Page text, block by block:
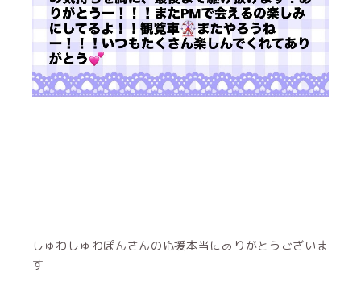
しゅわしゅわぽんさんの応援本当にありがとうございま
す